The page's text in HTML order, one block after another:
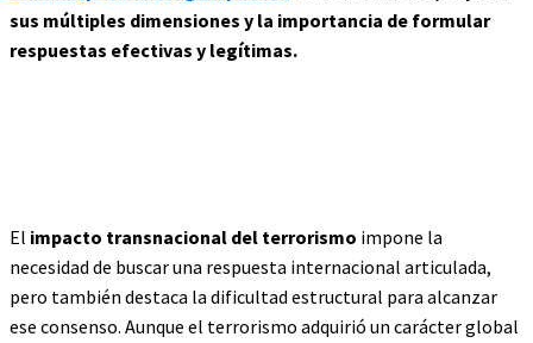
sus múltiples dimensiones y la importancia de formular
respuestas efectivas y legítimas.
El impacto transnacional del terrorismo impone la
necesidad de buscar una respuesta internacional articulada,
pero también destaca la dificultad estructural para alcanzar
ese consenso. Aunque el terrorismo adquirió un carácter global